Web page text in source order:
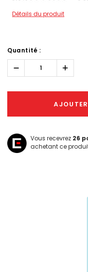
Détails du produit
Quantité :
Réduire
quantité :
la
Vous recevrez 26
achetant ce